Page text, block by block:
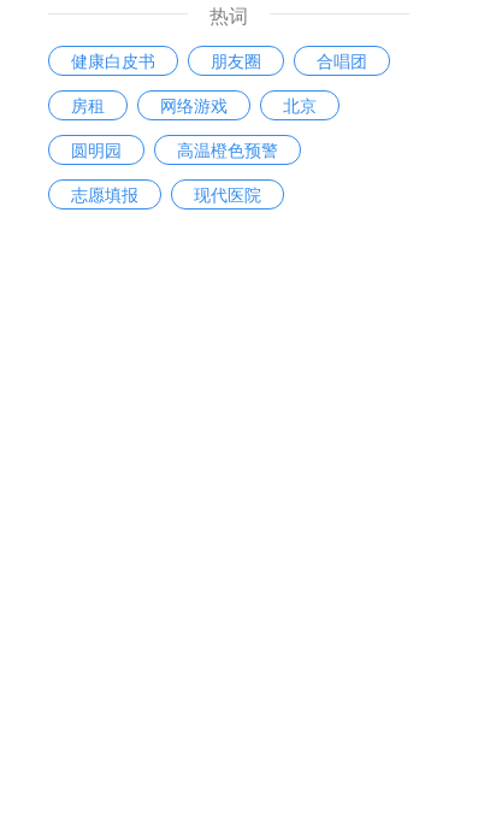
热词
健康白皮书 朋友圈
合唱团
房租
网络游戏
北京
圆明园
高温橙色预警
志愿填报
现代医院